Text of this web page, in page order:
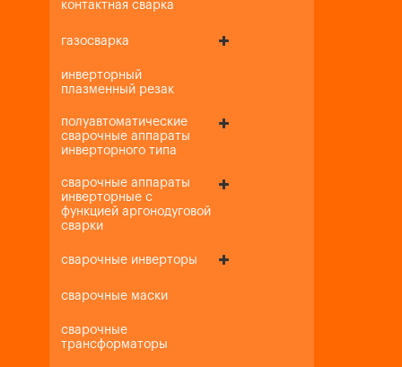
контактная сварка
газосварка
инверторный
плазменный резак
полуавтоматические
сварочные аппараты
инверторного типа
сварочные аппараты
инверторные с
функцией аргонодуговой
сварки
сварочные инверторы
сварочные маски
сварочные
трансформаторы